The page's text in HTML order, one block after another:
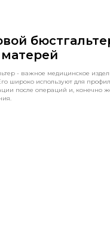
- важное медицинское
широко используют для
после операций и, конечно